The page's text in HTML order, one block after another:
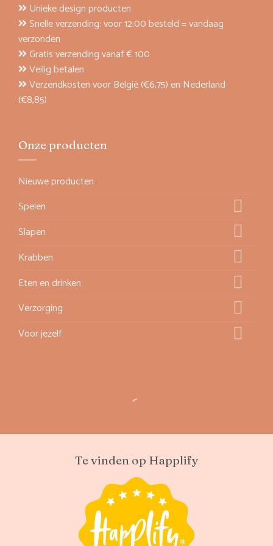
Unieke design producten
Snelle verzending: voor 12:00 besteld = vandaag
verzonden
Gratis verzending vanaf € 100
Veilig betalen
Verzendkosten voor België (€6,75) en Nederland
(€8,85)
Onze producten
Nieuwe producten
Spelen
Slapen
Krabben
Eten en drinken
Verzorging
Voor jezelf
Te vinden op Happlify